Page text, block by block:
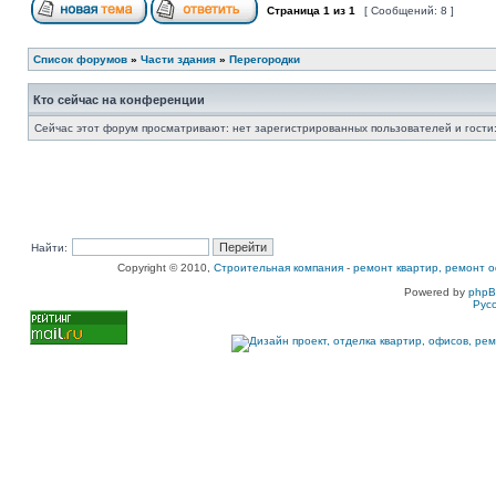
Страница 1 из 1 [ Сообщений: 8 ]
Список форумов » Части здания » Перегородки
Кто сейчас на конференции
Сейчас этот форум просматривают: нет зарегистрированных пользователей и
Найти:
Copyright © 2010, Строительная компания - ремонт квартир, ремонт
Powered by